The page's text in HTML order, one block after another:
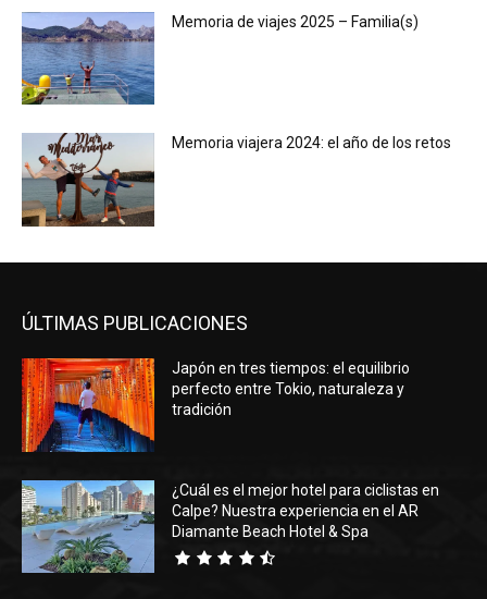
Memoria de viajes 2025 – Familia(s)
Memoria viajera 2024: el año de los retos
ÚLTIMAS PUBLICACIONES
Japón en tres tiempos: el equilibrio
perfecto entre Tokio, naturaleza y
tradición
¿Cuál es el mejor hotel para ciclistas en
Calpe? Nuestra experiencia en el AR
Diamante Beach Hotel & Spa